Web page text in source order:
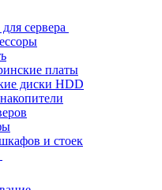
сервера
платы
диски HDD
и стоек